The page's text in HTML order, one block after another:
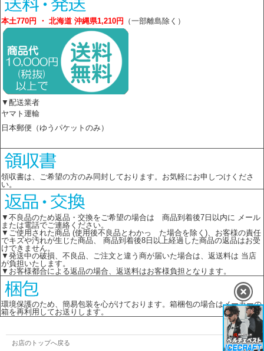
本土770円 ・ 北海道 沖縄県1,210円 （一部離島除く）
▼配送業者
ヤマト運輸
日本郵便（ゆうパケットのみ）
領収書は、ご希望の方のみ同封しております。お気軽にお申しつけくださ
い。
▼不良品のため返品・交換をご希望の場合は 商品到着後7日以内に メール
または電話でご連絡ください。
▼ご使用された商品 (使用後不良品とわかっ た場合を除く)、お客様の責任
でキズや汚れが生じた商品、 商品到着後8日以上経過した商品の返品はお受
けできません。
▼発送中の破損、不良品、ご注文と違う商が届いた場合は、返送料は 当店
が負担いたします。
▼お客様都合による返品の場合、返送料はお客様負担となります。
環境保護のため、簡易包装を心がけております。箱梱包の場合はメーカーの
箱を再利用してお送りします。
お店のトップへ戻る